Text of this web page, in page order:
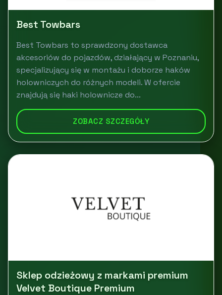
Best Towbars
Best Towbars to sprawdzony dostawca
akcesoriów do pojazdów, działający w Poznaniu,
specjalizujący się w montażu i doborze haków
holowniczych do różnych modeli. W ofercie
znajdują się haki holownicze do...
ZOBACZ SZCZEGÓŁY
Sklep odzieżowy z markami premium
Velvet Boutique Premium